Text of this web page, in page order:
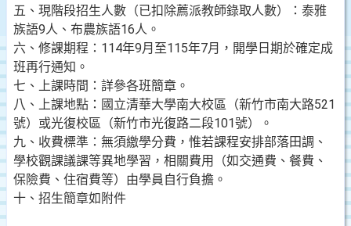
五、現階段招生人數（已扣除薦派教師錄取人數）：泰雅
族語9人、布農族語16人。
六、修課期程：114年9月至115年7月，開學日期於確定成
班再行通知。
七、上課時間：詳參各班簡章。
八、上課地點：國立清華大學南大校區（新竹市南大路521
號）或光復校區（新竹市光復路二段101號）。
九、收費標準：無須繳學分費，惟若課程安排部落田調、
學校觀課議課等異地學習，相關費用（如交通費、餐費、
保險費、住宿費等）由學員自行負擔。
十、招生簡章如附件